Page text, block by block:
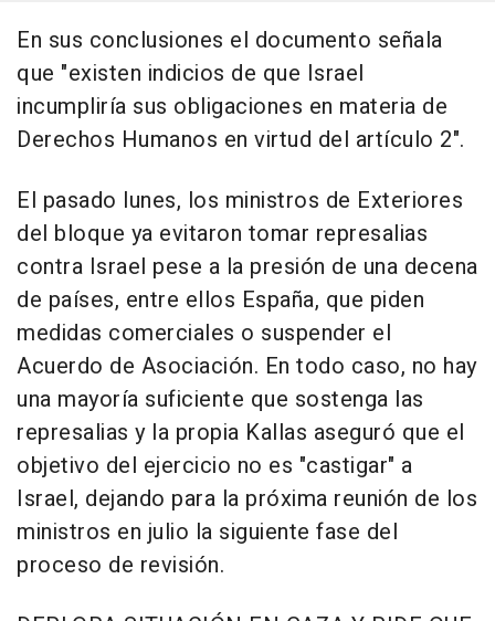
En sus conclusiones el documento señala
que "existen indicios de que Israel
incumpliría sus obligaciones en materia de
Derechos Humanos en virtud del artículo 2".
El pasado lunes, los ministros de Exteriores
del bloque ya evitaron tomar represalias
contra Israel pese a la presión de una decena
de países, entre ellos España, que piden
medidas comerciales o suspender el
Acuerdo de Asociación. En todo caso, no hay
una mayoría suficiente que sostenga las
represalias y la propia Kallas aseguró que el
objetivo del ejercicio no es "castigar" a
Israel, dejando para la próxima reunión de los
ministros en julio la siguiente fase del
proceso de revisión.